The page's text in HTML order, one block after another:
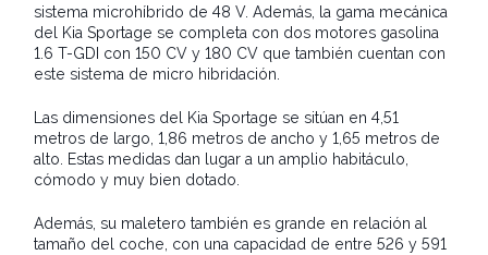
sistema microhíbrido de 48 V. Además, la gama mecánica
del Kia Sportage se completa con dos motores gasolina
1.6 T-GDI con 150 CV y 180 CV que también cuentan con
este sistema de micro hibridación.
Las dimensiones del Kia Sportage se sitúan en 4,51
metros de largo, 1,86 metros de ancho y 1,65 metros de
alto. Estas medidas dan lugar a un amplio habitáculo,
cómodo y muy bien dotado.
Además, su maletero también es grande en relación al
tamaño del coche, con una capacidad de entre 526 y 591